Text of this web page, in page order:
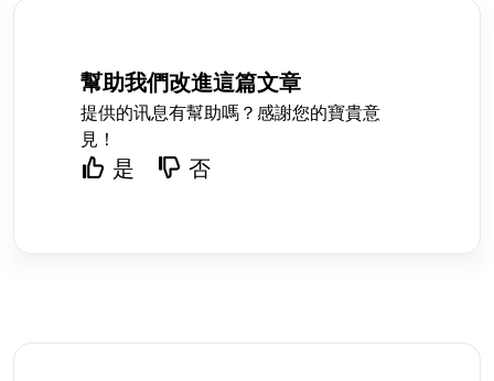
幫助我們改進這篇文章
提供的讯息有幫助嗎？感謝您的寶貴意
見！
是 否